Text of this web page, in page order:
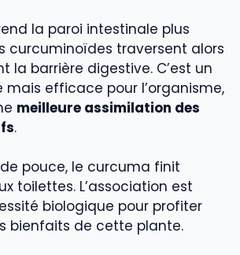
la paroi intestinale plus
curcuminoïdes traversent alors
la barrière digestive. C’est un
mais efficace pour l’organisme,
meilleure assimilation des
.
pouce, le curcuma finit
toilettes. L’association est
biologique pour profiter
bienfaits de cette plante.